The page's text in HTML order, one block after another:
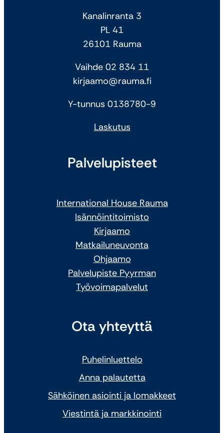
Kanalinranta 3
PL 41
26101 Rauma
Vaihde 02 834 11
kirjaamo@rauma.fi
Y-tunnus 0138780-9
Laskutus
Palvelupisteet
International House Rauma
Isännöintitoimisto
Kirjaamo
Matkailuneuvonta
Ohjaamo
Palvelupiste Pyyrman
Työvoimapalvelut
Ota yhteyttä
Puhelinluettelo
Anna palautetta
Sähköinen asiointi ja lomakkeet
Viestintä ja markkinointi